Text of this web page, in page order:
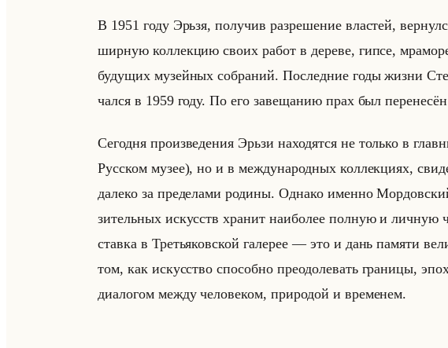
В 1951 году Эрьзя, по­лу­чив раз­ре­ше­ние вла­стей,
шир­ную кол­лек­цию своих работ в де­ре­ве, гипсе,
бу­ду­щих му­зейных со­бра­ний. По­след­ние годы жизни
чал­ся в 1959 году. По его за­ве­ща­нию прах был
Се­год­ня про­из­ве­де­ния Эрьзи на­хо­дят­ся не только в
Рус­ском музее), но и в меж­ду­на­род­ных кол­лек­ци­ях,
да­ле­ко за пре­де­ла­ми ро­ди­ны. Од­на­ко имен­но
зи­тельных ис­кусств хра­нит наи­бо­лее пол­ную и
став­ка в Тре­тья­ков­ской га­ле­рее — это и дань па­мя­ти
том, как ис­кус­ство спо­соб­но пре­одо­ле­вать гра­ни­цы,
диа­ло­гом между че­ло­ве­ком, при­ро­дой и вре­ме­нем.